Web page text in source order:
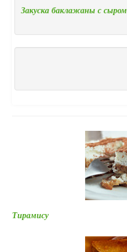
Закуска баклажаны с сыром
Тирамису